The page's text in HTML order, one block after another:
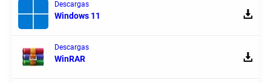
Descargas
Windows 11
Descargas
WinRAR